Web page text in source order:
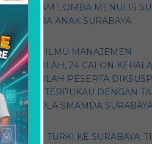
DALAM LOMBA MENULIS
SUARA ANAK SURABAYA.
GALI ILMU MANAJEMEN
SEKOLAH, 24 CALON KEPALA
SEKOLAH PESERTA
2026 TERPUKAU DENGAN
KELOLA SMAMDA
DARI TURKI KE SURABAYA: